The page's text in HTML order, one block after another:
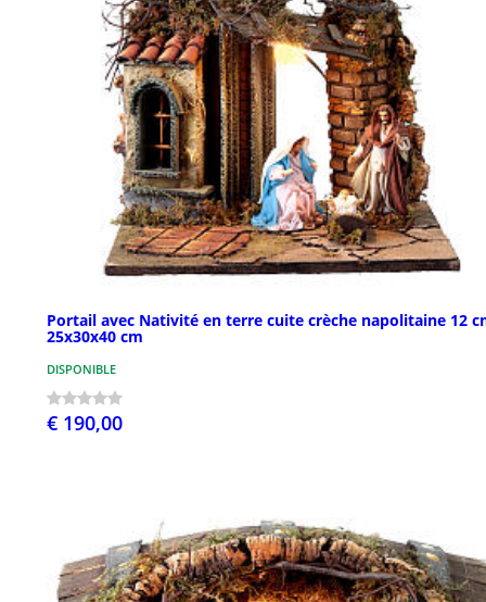
Portail avec Nativité en terre cuite crèche napolitaine 12
25x30x40 cm
DISPONIBLE
€ 190,00